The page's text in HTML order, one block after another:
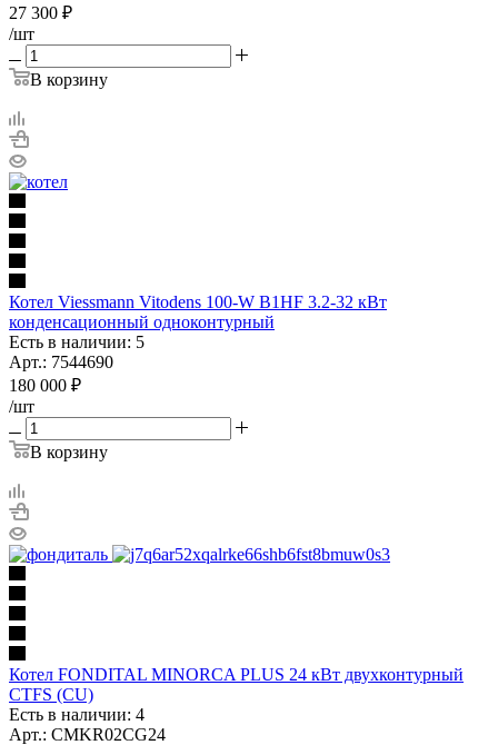
27 300 ₽
/шт
В корзину
Котел Viessmann Vitodens 100-W B1HF 3.2-32 кВт
конденсационный одноконтурный
Есть в наличии: 5
Арт.: 7544690
180 000 ₽
/шт
В корзину
Котел FONDITAL MINORCA PLUS 24 кВт двухконтурный
CTFS (CU)
Есть в наличии: 4
Арт.: CMKR02CG24